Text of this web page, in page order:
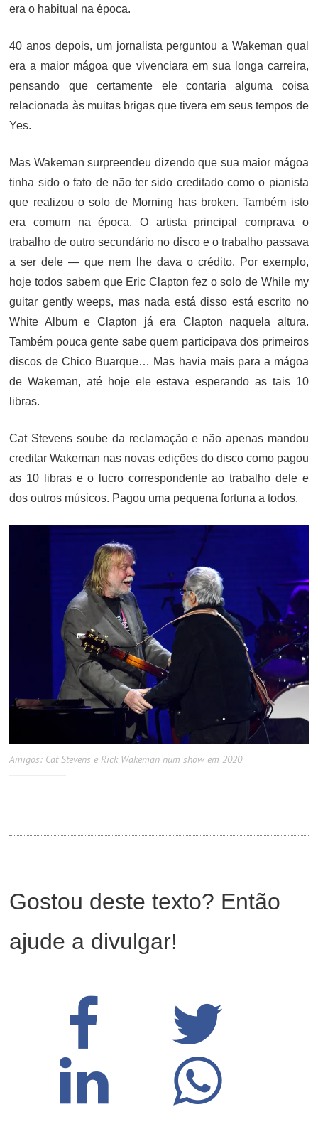
era o habitual na época.
40 anos depois, um jornalista perguntou a Wakeman qual
era a maior mágoa que vivenciara em sua longa carreira,
pensando que certamente ele contaria alguma coisa
relacionada às muitas brigas que tivera em seus tempos de
Yes.
Mas Wakeman surpreendeu dizendo que sua maior mágoa
tinha sido o fato de não ter sido creditado como o pianista
que realizou o solo de Morning has broken. Também isto
era comum na época. O artista principal comprava o
trabalho de outro secundário no disco e o trabalho passava
a ser dele — que nem lhe dava o crédito. Por exemplo,
hoje todos sabem que Eric Clapton fez o solo de While my
guitar gently weeps, mas nada está disso está escrito no
White Album e Clapton já era Clapton naquela altura.
Também pouca gente sabe quem participava dos primeiros
discos de Chico Buarque… Mas havia mais para a mágoa
de Wakeman, até hoje ele estava esperando as tais 10
libras.
Cat Stevens soube da reclamação e não apenas mandou
creditar Wakeman nas novas edições do disco como pagou
as 10 libras e o lucro correspondente ao trabalho dele e
dos outros músicos. Pagou uma pequena fortuna a todos.
Amigos: Cat Stevens e Rick Wakeman num show em 2020
Gostou deste texto? Então
ajude a divulgar!